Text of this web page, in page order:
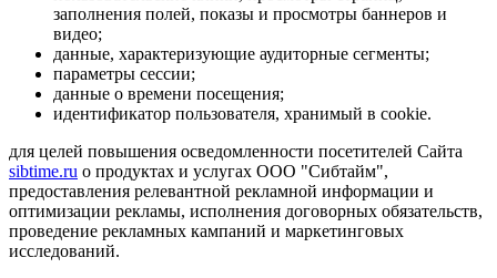
заполнения полей, показы и просмотры баннеров и
видео;
данные, характеризующие аудиторные сегменты;
параметры сессии;
данные о времени посещения;
идентификатор пользователя, хранимый в cookie.
для целей повышения осведомленности посетителей Сайта
sibtime.ru о продуктах и услугах ООО "Сибтайм",
предоставления релевантной рекламной информации и
оптимизации рекламы, исполнения договорных обязательств,
проведение рекламных кампаний и маркетинговых
исследований.